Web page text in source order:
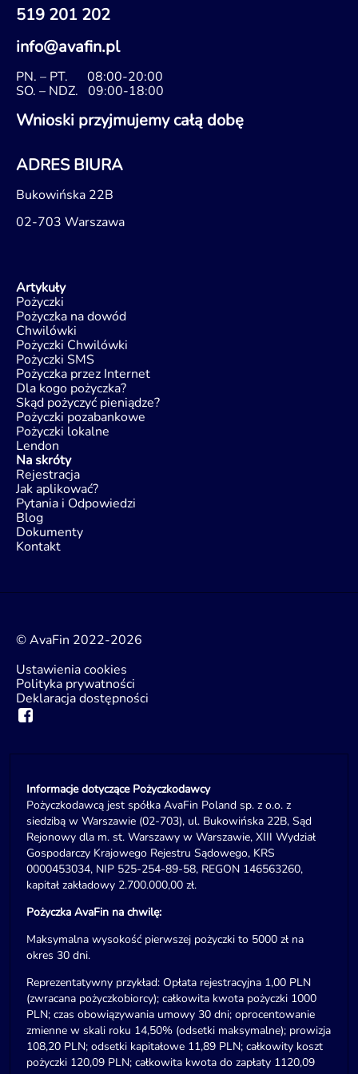
519 201 202
info@avafin.pl
PN. – PT. 08:00-20:00
SO. – NDZ. 09:00-18:00
Wnioski przyjmujemy całą dobę
ADRES BIURA
Bukowińska 22B
02-703 Warszawa
Artykuły
Pożyczki
Pożyczka na dowód
Chwilówki
Pożyczki Chwilówki
Pożyczki SMS
Pożyczka przez Internet
Dla kogo pożyczka?
Skąd pożyczyć pieniądze?
Pożyczki pozabankowe
Pożyczki lokalne
Lendon
Na skróty
Rejestracja
Jak aplikować?
Pytania i Odpowiedzi
Blog
Dokumenty
Kontakt
© AvaFin 2022-2026
Ustawienia cookies
Polityka prywatności
Deklaracja dostępności
Informacje dotyczące Pożyczkodawcy
Pożyczkodawcą jest spółka AvaFin Poland sp. z o.o. z
siedzibą w Warszawie (02-703), ul. Bukowińska 22B, Sąd
Rejonowy dla m. st. Warszawy w Warszawie, XIII Wydział
Gospodarczy Krajowego Rejestru Sądowego, KRS
0000453034, NIP 525-254-89-58, REGON 146563260,
kapitał zakładowy 2.700.000,00 zł.
Pożyczka AvaFin na chwilę:
Maksymalna wysokość pierwszej pożyczki to 5000 zł na
okres 30 dni.
Reprezentatywny przykład: Opłata rejestracyjna 1,00 PLN
(zwracana pożyczkobiorcy); całkowita kwota pożyczki 1000
PLN; czas obowiązywania umowy 30 dni; oprocentowanie
zmienne w skali roku 14,50% (odsetki maksymalne); prowizja
108,20 PLN; odsetki kapitałowe 11,89 PLN; całkowity koszt
pożyczki 120,09 PLN; całkowita kwota do zapłaty 1120,09